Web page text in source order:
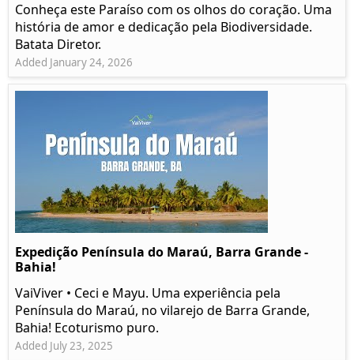
Conheça este Paraíso com os olhos do coração. Uma
história de amor e dedicação pela Biodiversidade.
Batata Diretor.
Added January 24, 2026
Expedição Península do Maraú, Barra Grande -
Bahia!
VaiViver • Ceci e Mayu. Uma experiência pela
Península do Maraú, no vilarejo de Barra Grande,
Bahia! Ecoturismo puro.
Added July 23, 2025